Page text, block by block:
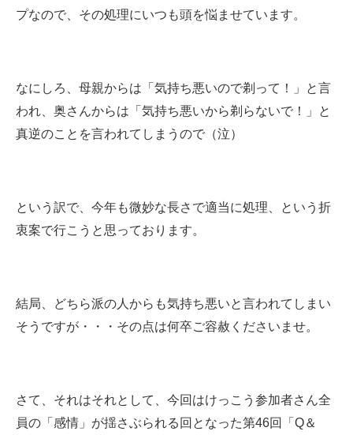
プなので、その処理にいつも頭を悩ませています。
なにしろ、母親からは「気持ち悪いので剃って！」と言
われ、奥さんからは「気持ち悪いから剃らないで！」と
真逆のことを言われてしまうので（泣）
という訳で、今年も微妙な長さで適当に処理、という折
衷案で行こうと思っております。
結局、どちら派の人からも気持ち悪いと言われてしまい
そうですが・・・その点は何卒ご容赦くださいませ。
さて、それはそれとして、今回はけっこう参加者さん全
員の「感情」が揺さぶられる回となった第46回「Q＆